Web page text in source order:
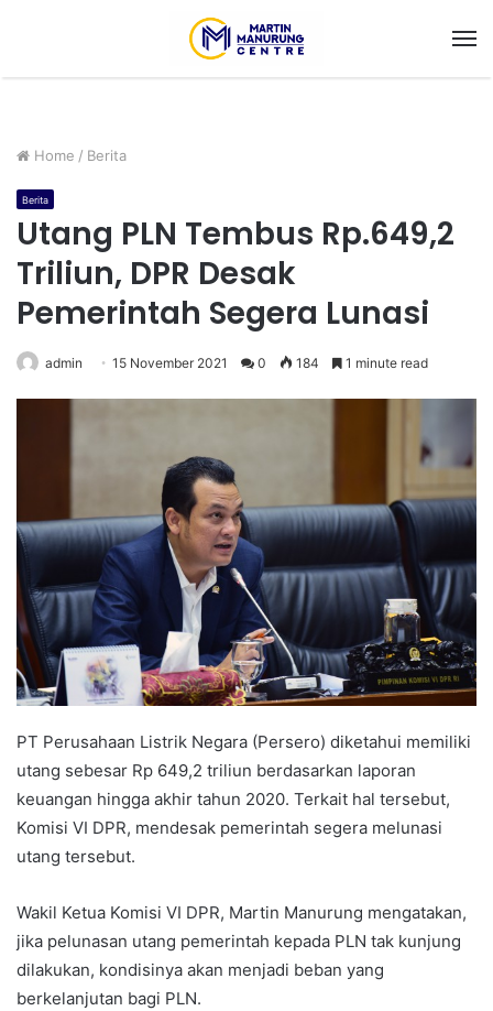
Home / Berita
Berita
Utang PLN Tembus Rp.649,2
Triliun, DPR Desak
Pemerintah Segera Lunasi
admin 15 November 2021 0 184 1 minute read
PT Perusahaan Listrik Negara (Persero) diketahui memiliki
utang sebesar Rp 649,2 triliun berdasarkan laporan
keuangan hingga akhir tahun 2020. Terkait hal tersebut,
Komisi VI DPR, mendesak pemerintah segera melunasi
utang tersebut.
Wakil Ketua Komisi VI DPR, Martin Manurung mengatakan,
jika pelunasan utang pemerintah kepada PLN tak kunjung
dilakukan, kondisinya akan menjadi beban yang
berkelanjutan bagi PLN.